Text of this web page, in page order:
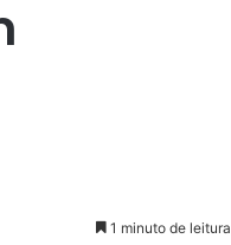
1 minuto de leitura